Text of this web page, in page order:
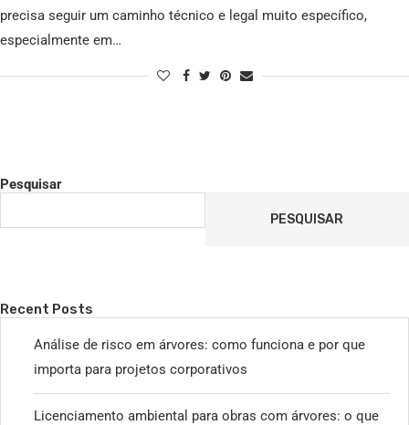
precisa seguir um caminho técnico e legal muito específico,
especialmente em…
Pesquisar
PESQUISAR
Recent Posts
Análise de risco em árvores: como funciona e por que
importa para projetos corporativos
Licenciamento ambiental para obras com árvores: o que